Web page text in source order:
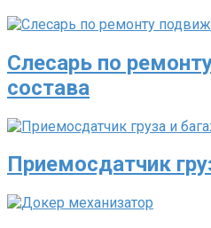
Слесарь по
состава
Приемосдатчик